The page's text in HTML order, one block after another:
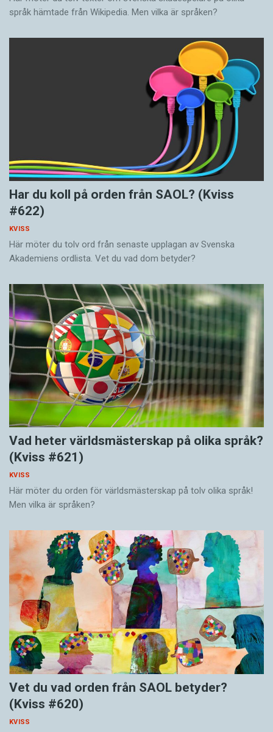
språk hämtade från Wikipedia. Men vilka är språken?
Har du koll på orden från SAOL? (Kviss
#622)
KVISS
Här möter du tolv ord från senaste upplagan av Svenska
Akademiens ordlista. Vet du vad dom betyder?
Vad heter världsmästerskap på olika språk?
(Kviss #621)
KVISS
Här möter du orden för världsmästerskap på tolv olika språk!
Men vilka är språken?
Vet du vad orden från SAOL betyder?
(Kviss #620)
KVISS